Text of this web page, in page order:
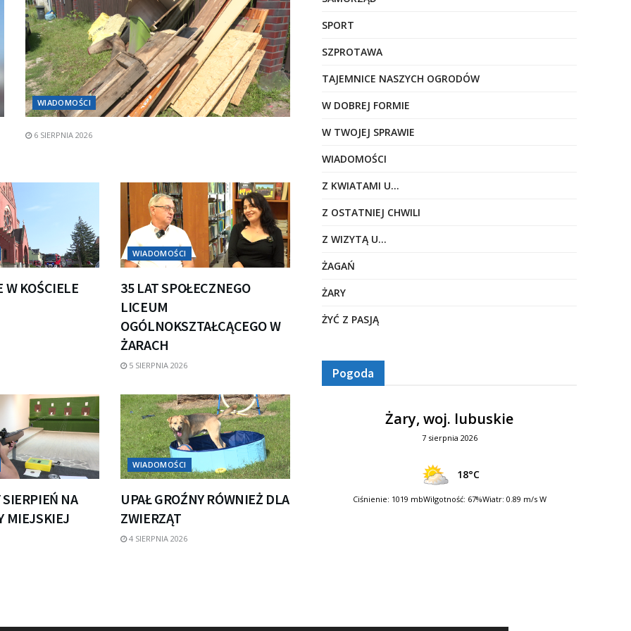
WIADOMOŚCI
6 SIERPNIA 2026
W KOŚCIELE
WIADOMOŚCI
35 LAT SPOŁECZNEGO
LICEUM
OGÓLNOKSZTAŁCĄCEGO W
ŻARACH
5 SIERPNIA 2026
SIERPIEŃ NA
MIEJSKIEJ
WIADOMOŚCI
UPAŁ GROŹNY RÓWNIEŻ DLA
ZWIERZĄT
4 SIERPNIA 2026
SPORT
SZPROTAWA
TAJEMNICE NASZYCH OGRODÓW
W DOBREJ FORMIE
W TWOJEJ SPRAWIE
WIADOMOŚCI
Z KWIATAMI U…
Z OSTATNIEJ CHWILI
Z WIZYTĄ U…
ŻAGAŃ
ŻARY
ŻYĆ Z PASJĄ
Pogoda
Żary, woj. lubuskie
7 sierpnia 2026
18°C
Ciśnienie: 1019 mbWilgotność: 67%Wiatr: 0.89 m/s W